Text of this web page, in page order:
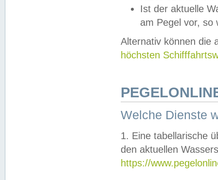
Ist der aktuelle
am Pegel vor,
Alternativ können die
höchsten
Welche Dienste
1. Eine tabellarische
den aktuellen
https://